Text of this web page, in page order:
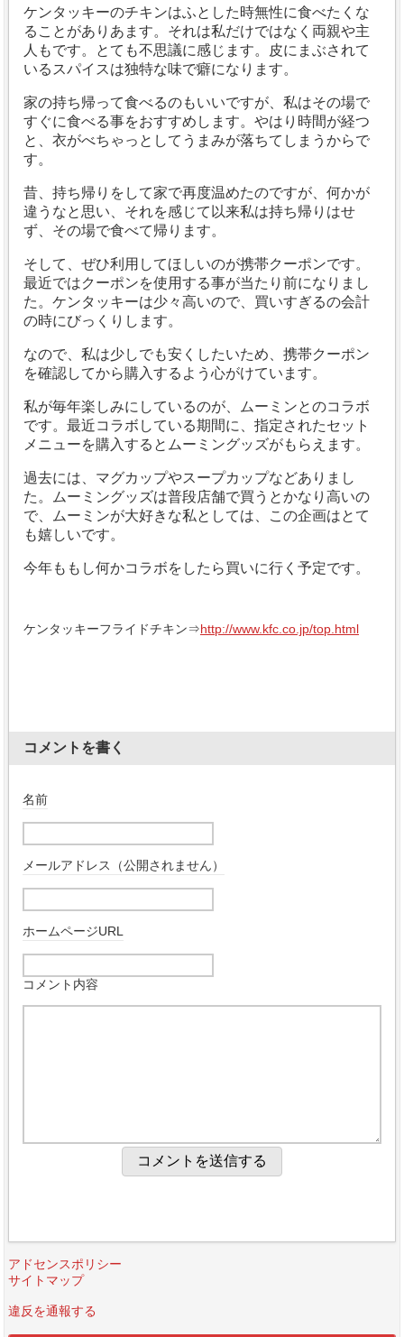
ケンタッキーのチキンはふとした時無性に食べたくな
ることがありあます。 それは私だけではなく両親や主
人もです。とても不思議に感じます。
皮にまぶされて
いるスパイスは独特な味で癖になります。
家の持ち帰って食べるのもいいですが、私はその場で
すぐに食べる事をおすすめします。 やはり時間が経つ
と、衣がべちゃっとしてうまみが落ちてしまうからで
す。
昔、持ち帰りをして家で再度温めたのですが、何かが
違うなと思い、 それを感じて以来私は持ち帰りはせ
ず、その場で食べて帰ります。
そして、ぜひ利用してほしいのが携帯クーポンです。
最近ではクーポンを使用する事が当たり前になりまし
た。 ケンタッキーは少々高いので、買いすぎるの会計
の時にびっくりします。
なので、私は少しでも安くしたいため、携帯クーポン
を確認してから購入するよう心がけています。
私が毎年楽しみにしているのが、ムーミンとのコラボ
です。 最近コラボしている期間に、指定されたセット
メニューを購入するとムーミングッズがもらえます。
過去には、マグカップやスープカップなどありまし
た。
ムーミングッズは普段店舗で買うとかなり高いの
で、
ムーミンが大好きな私としては、この企画はとて
も嬉しいです。
今年ももし何かコラボをしたら買いに行く予定です。
ケンタッキーフライドチキン⇒http://www.kfc.co.jp/top.html
コメントを書く
名前
メールアドレス（公開されません）
ホームページURL
コメント内容
アドセンスポリシー
サイトマップ
違反を通報する